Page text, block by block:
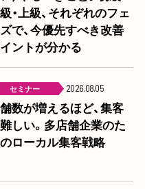
・上級、それぞれのフェ
で、今優先すべき改善
ントが分かる
セミナー 2026.08.05
数が増えるほど、集客
しい。多店舗企業のた
ローカル集客戦略